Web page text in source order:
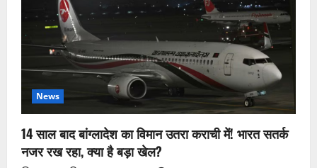
नियमों
पर
लगाई
पूरी
रोक!
अब
इन
पर
फैसला,
रैगिंग
भी
News
14 साल बाद बांग्लादेश का विमान उतरा कराची में! भारत सतर्क
नजर रख रहा, क्या है बड़ा खेल?